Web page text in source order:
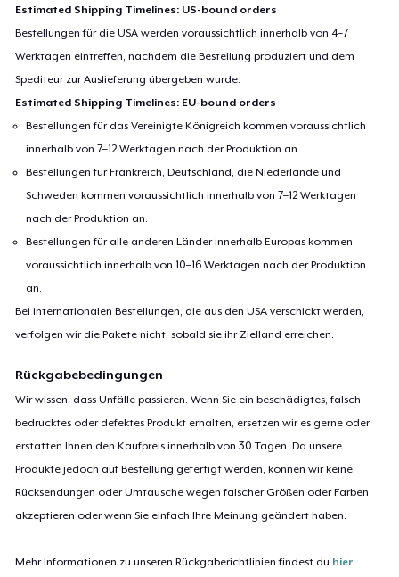
Estimated Shipping Timelines: US-bound orders
Bestellungen für die USA werden voraussichtlich innerhalb von 4–7
Werktagen eintreffen, nachdem die Bestellung produziert und dem
Spediteur zur Auslieferung übergeben wurde.
Estimated Shipping Timelines: EU-bound orders
Bestellungen für das Vereinigte Königreich kommen voraussichtlich
innerhalb von 7–12 Werktagen nach der Produktion an.
Bestellungen für Frankreich, Deutschland, die Niederlande und
Schweden kommen voraussichtlich innerhalb von 7–12 Werktagen
nach der Produktion an.
Bestellungen für alle anderen Länder innerhalb Europas kommen
voraussichtlich innerhalb von 10–16 Werktagen nach der Produktion
an.
Bei internationalen Bestellungen, die aus den USA verschickt werden,
verfolgen wir die Pakete nicht, sobald sie ihr Zielland erreichen.
Rückgabebedingungen
Wir wissen, dass Unfälle passieren. Wenn Sie ein beschädigtes, falsch
bedrucktes oder defektes Produkt erhalten, ersetzen wir es gerne oder
erstatten Ihnen den Kaufpreis innerhalb von 30 Tagen. Da unsere
Produkte jedoch auf Bestellung gefertigt werden, können wir keine
Rücksendungen oder Umtausche wegen falscher Größen oder Farben
akzeptieren oder wenn Sie einfach Ihre Meinung geändert haben.
Mehr Informationen zu unseren Rückgaberichtlinien findest du hier.